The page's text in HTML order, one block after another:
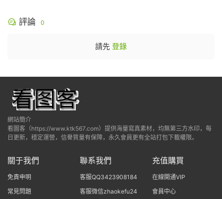
評論 0
請先 登錄
網站簡介
看圖客（https://www.ktk567.com）提供海量寫真素材，均無第三方水印，每
日更新，穩定運營，信譽質量有保障，永久會員更有全站打包下載權限。
關于我們
免責申明
常見問題
聯系我們
客服QQ3423908184
客服微信zhaokefu24
充值購買
在線開通VIP
會員中心